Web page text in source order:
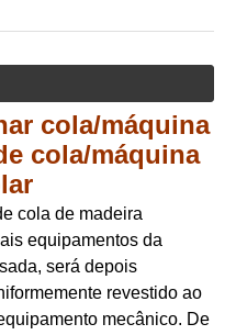
cola/máquina
cola/máquina
cola de madeira
equipamentos da
será depois
revestido ao
mecânico. De